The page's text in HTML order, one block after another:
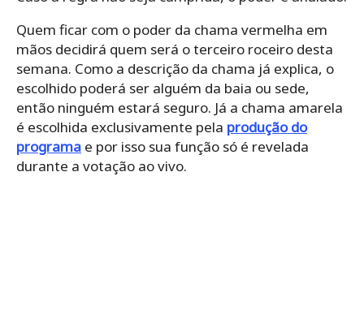
Quem ficar com o poder da chama vermelha em
mãos decidirá quem será o terceiro roceiro desta
semana. Como a descrição da chama já explica, o
escolhido poderá ser alguém da baia ou sede,
então ninguém estará seguro. Já a chama amarela
é escolhida exclusivamente pela produção do
programa e por isso sua função só é revelada
durante a votação ao vivo.